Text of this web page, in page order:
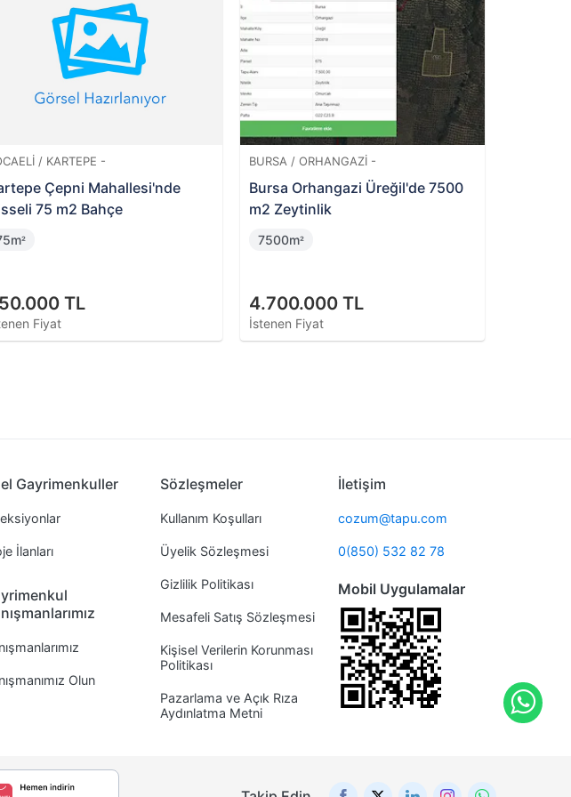
BURSA / ORHANGAZI -
Bursa Orhangazi Üreğil'de 7500
m2 Zeytinlik
4.700.000 TL
Değerinin
Altında
TEKIRDAĞ / ERGENE -
Ergene Yeşiltepe Mahallesi'nde
1.885.000 TL
Gayrimenkuller
İlanları
Olun
Sözleşmeler
Kullanım Koşulları
Üyelik Sözleşmesi
Gizlilik Politikası
Mesafeli Satış Sözleşmesi
Kişisel Verilerin Korunması
Politikası
Pazarlama ve Açık Rıza
Aydınlatma Metni
İletişim
cozum@tapu.com
0(850) 532 82 78
Mobil Uygulamalar